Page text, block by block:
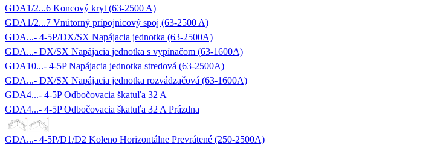
GDA1/2...6 Koncový kryt (63-2500 A)
GDA1/2...7 Vnútorný prípojnicový spoj (63-2500 A)
GDA...- 4-5P/DX/SX Napájacia jednotka (63-2500A)
GDA...- DX/SX Napájacia jednotka s vypínačom (63-1600A)
GDA10...- 4-5P Napájacia jednotka stredová (63-2500A)
GDA...- DX/SX Napájacia jednotka rozvádzačová (63-1600A)
GDA4...- 4-5P Odbočovacia škatuľa 32 A
GDA4...- 4-5P Odbočovacia škatuľa 32 A Prázdna
GDA...- 4-5P/D1/D2 Koleno Horizontálne Prevrátené (250-2500A)